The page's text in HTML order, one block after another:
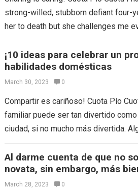
strong-willed, stubborn defiant four-
her to death but she challenges me
¡10 ideas para celebrar un
habilidades domésticas
March 30, 2023 0
Compartir es cariñoso! Cuota Pío
familiar puede ser tan divertido
ciudad, si no mucho más divertida.
Al darme cuenta de que no
novata, sin embargo, más
March 28, 2023 0